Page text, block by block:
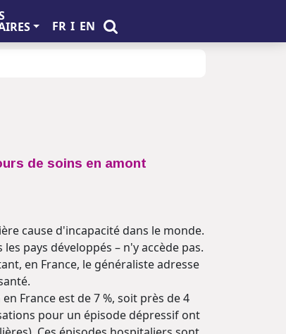
FR I EN
de soins en amont
cause d'incapacité dans le monde.
pays développés – n'y accède pas.
en France, le généraliste adresse
France est de 7 %, soit près de 4
pour un épisode dépressif ont